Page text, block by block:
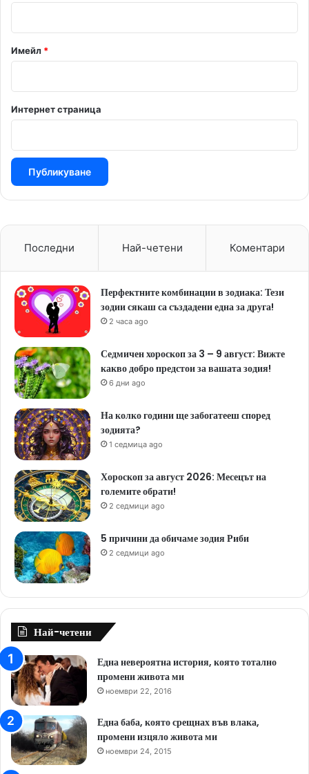
*
Имейл *
Интернет страница
Последни Най-четени Коментари
Перфектните комбинации в зодиака: Тези
зодии сякаш са създадени една за друга!
2 часа ago
Седмичен хороскоп за 3 – 9 август: Вижте
какво добро предстои за вашата зодия!
6 дни ago
На колко години ще забогатееш според
зодията?
1 седмица ago
Хороскоп за август 2026: Месецът на
големите обрати!
2 седмици ago
5 причини да обичаме зодия Риби
2 седмици ago
Най-четени
Една невероятна история, която тотално
промени живота ми
ноември 22, 2016
Една баба, която срещнах във влака,
промени изцяло живота ми
ноември 24, 2015